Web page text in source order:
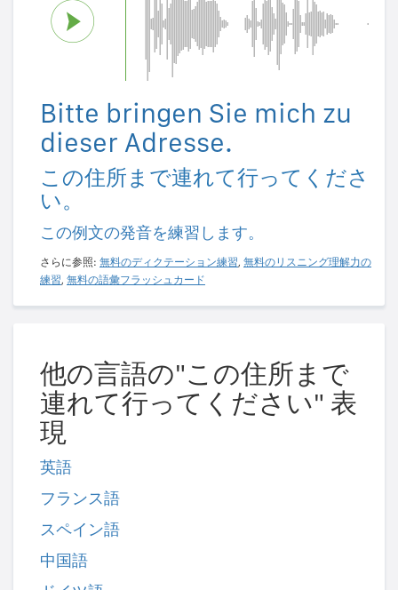
Bitte bringen Sie mich zu
dieser Adresse.
この住所まで連れて行ってくださ
い。
この例文の発音を練習します。
さらに参照: 無料のディクテーション練習, 無料のリスニング理解力の
練習, 無料の語彙フラッシュカード
他の言語の"この住所まで
連れて行ってください" 表
現
英語
フランス語
スペイン語
中国語